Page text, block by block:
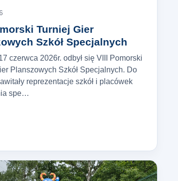
Turniej Gier
Szkół Specjalnych
czerwca 2026r. odbył się VIII Pomorski
Planszowych Szkół Specjalnych. Do
reprezentacje szkół i placówek
spe…